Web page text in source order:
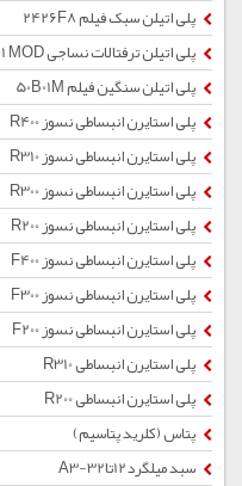
پلی اتیلن سبک فیلم 2426F8
پلی اتیلن ترفتالات نساجی TG641 MOD
پلی اتیلن سنگین فیلم 50B01M
پلی استایرن انبساطی نسوز R400
پلی استایرن انبساطی نسوز R310
پلی استایرن انبساطی نسوز R300
پلی استایرن انبساطی نسوز R200
پلی استایرن انبساطی نسوز F400
پلی استایرن انبساطی نسوز F300
پلی استایرن انبساطی نسوز F200
پلی استایرن انبساطی R310
پلی استایرن انبساطی R200
پتاس (کلرید پتاسیم)
سبد میلگرد12تا32-A3